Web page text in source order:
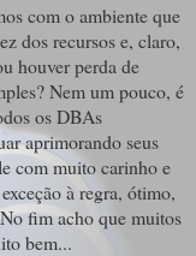
com o ambiente que
dos recursos e, claro,
houver perda de
Nem um pouco, é
os DBAs
aprimorando seus
com muito carinho e
à regra, ótimo,
fim acho que muitos
bem...